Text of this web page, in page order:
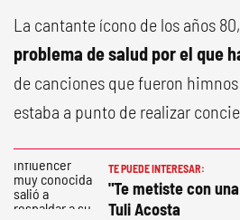
La cantante ícono de los años 80,
problema de salud por el que
de canciones que fueron
estaba a punto de realizar
TE PUEDE INTERESAR:
"Te metiste con
Tuli Acosta